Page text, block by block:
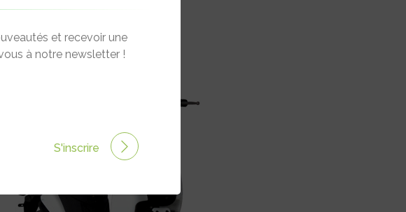
et recevoir une
à notre newsletter !
S'inscrire